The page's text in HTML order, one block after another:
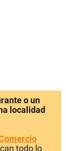
o un
localidad
todo lo